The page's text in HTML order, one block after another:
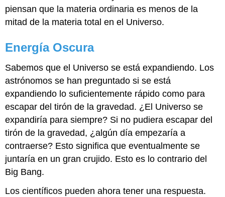
piensan que la materia ordinaria es menos de la
mitad de la materia total en el Universo.
Energía Oscura
Sabemos que el Universo se está expandiendo. Los
astrónomos se han preguntado si se está
expandiendo lo suficientemente rápido como para
escapar del tirón de la gravedad. ¿El Universo se
expandiría para siempre? Si no pudiera escapar del
tirón de la gravedad, ¿algún día empezaría a
contraerse? Esto significa que eventualmente se
juntaría en un gran crujido. Esto es lo contrario del
Big Bang.
Los científicos pueden ahora tener una respuesta.